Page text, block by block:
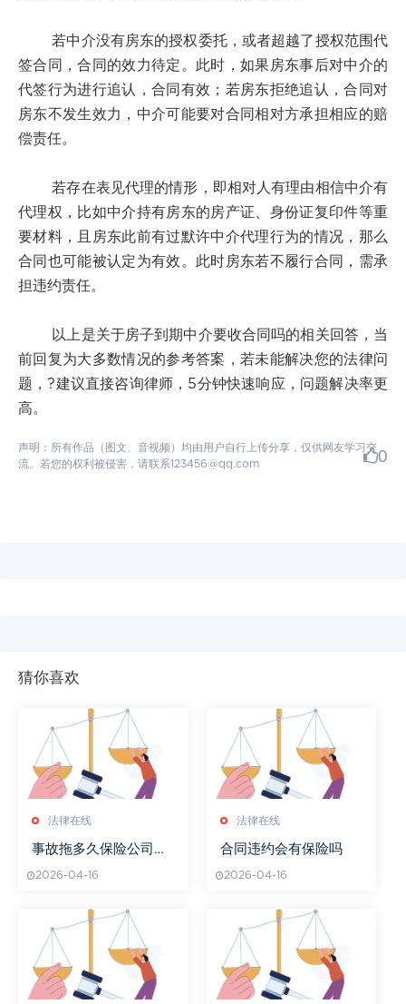
若中介没有房东的授权委托，或者超越了授权范围代
签合同，合同的效力待定。此时，如果房东事后对中介的
代签行为进行追认，合同有效；若房东拒绝追认，合同对
房东不发生效力，中介可能要对合同相对方承担相应的赔
偿责任。
若存在表见代理的情形，即相对人有理由相信中介有
代理权，比如中介持有房东的房产证、身份证复印件等重
要材料，且房东此前有过默许中介代理行为的情况，那么
合同也可能被认定为有效。此时房东若不履行合同，需承
担违约责任。
以上是关于房子到期中介要收合同吗的相关回答，当
前回复为大多数情况的参考答案，若未能解决您的法律问
题，?建议直接咨询律师，5分钟快速响应，问题解决率更
高。
声明：所有作品（图文、音视频）均由用户自行上传分享，仅供网友学习交
流。若您的权利被侵害，请联系123456@qq.com
0
猜你喜欢
法律在线
事故拖多久保险公司不
2026-04-16
法律在线
合同违约会有保险吗
2026-04-16